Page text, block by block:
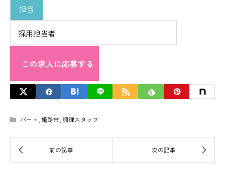
担当
採用担当者
この求人に応募する
パート 姫路市 調理スタッフ